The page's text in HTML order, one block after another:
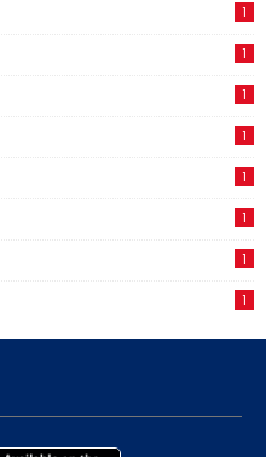
1
1
1
1
1
1
1
1